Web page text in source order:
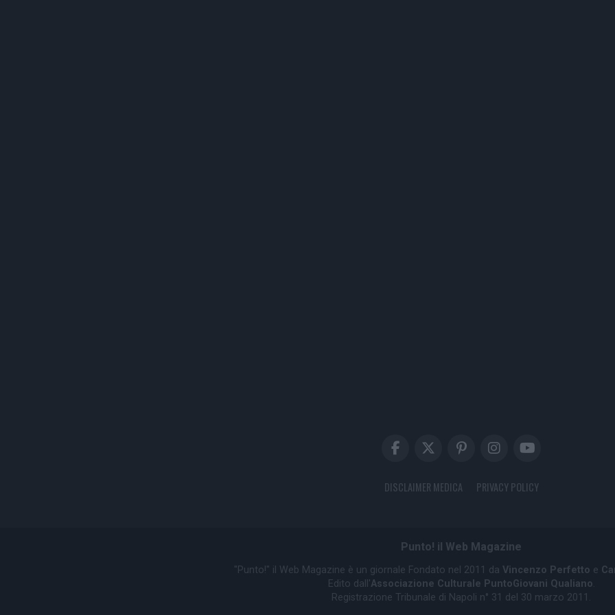
DISCLAIMER MEDICA PRIVACY POLICY
Punto! il Web Magazine
"Punto!" il Web Magazine è un giornale Fondato nel 2011 da Vincenzo Perfetto e
Edito dall'Associazione Culturale PuntoGiovani Qualiano.
Registrazione Tribunale di Napoli n° 31 del 30 marzo 2011.